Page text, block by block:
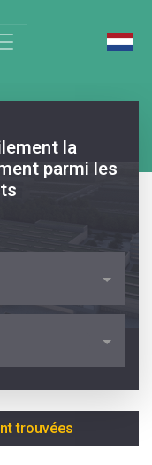
la
parmi les
trouvées